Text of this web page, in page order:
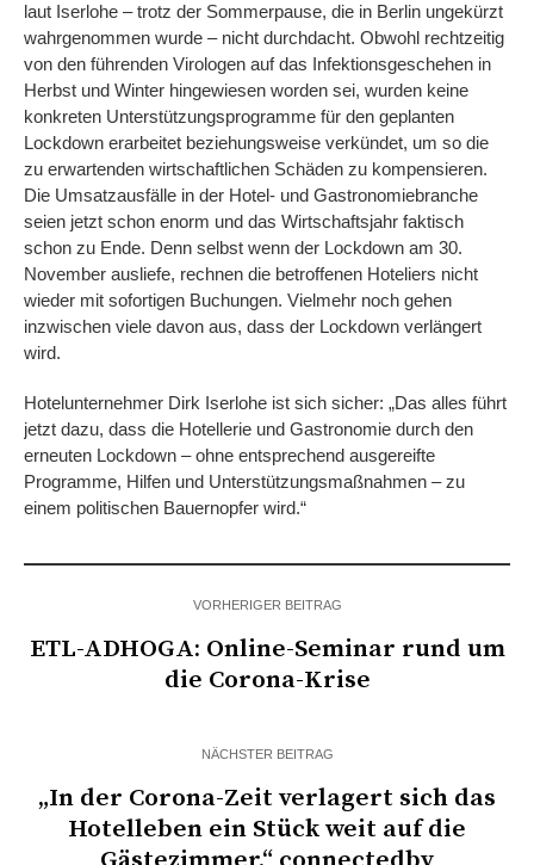
laut Iserlohe – trotz der Sommerpause, die in Berlin ungekürzt
wahrgenommen wurde – nicht durchdacht. Obwohl rechtzeitig
von den führenden Virologen auf das Infektionsgeschehen in
Herbst und Winter hingewiesen worden sei, wurden keine
konkreten Unterstützungsprogramme für den geplanten
Lockdown erarbeitet beziehungsweise verkündet, um so die
zu erwartenden wirtschaftlichen Schäden zu kompensieren.
Die Umsatzausfälle in der Hotel- und Gastronomiebranche
seien jetzt schon enorm und das Wirtschaftsjahr faktisch
schon zu Ende. Denn selbst wenn der Lockdown am 30.
November ausliefe, rechnen die betroffenen Hoteliers nicht
wieder mit sofortigen Buchungen. Vielmehr noch gehen
inzwischen viele davon aus, dass der Lockdown verlängert
wird.
Hotelunternehmer Dirk Iserlohe ist sich sicher: „Das alles führt
jetzt dazu, dass die Hotellerie und Gastronomie durch den
erneuten Lockdown – ohne entsprechend ausgereifte
Programme, Hilfen und Unterstützungsmaßnahmen – zu
einem politischen Bauernopfer wird.“
VORHERIGER BEITRAG
ETL-ADHOGA: Online-Seminar rund um
die Corona-Krise
NÄCHSTER BEITRAG
„In der Corona-Zeit verlagert sich das
Hotelleben ein Stück weit auf die